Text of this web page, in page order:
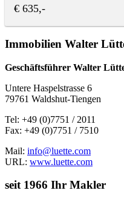
€ 635,-
Immobilien Walter
Geschäftsführer Walter
Untere Haspelstrasse 6
79761 Waldshut-Tiengen
Tel: +49 (0)7751 / 2011
Fax: +49 (0)7751 / 7510
Mail: info@luette.com
URL: www.luette.com
seit 1966 Ihr Makler